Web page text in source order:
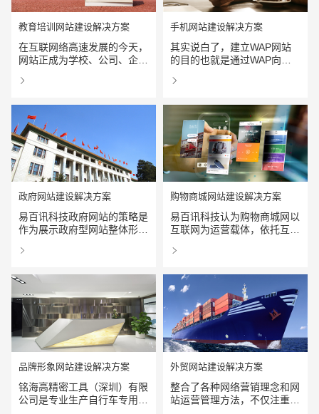
教育培训网站建设解决方案
在互联网络高速发展的今天，
网站正成为学校、公司、企
示、信息发布、业务拓展、客
及随时随地均可更新的特性，
更能提供一些互动性的功能，
如留言板、会员制、讨论区等
等，使得网站充满生气，让人
倍感亲切。传统媒体就这一点
网站的快捷、无距离及互动性
是其在媒体中脱颖而出的主要
因素。
查看详情
手机网站建设解决方案
其实说白了，建立WAP网站
的目的也就是通过WAP向手
WEB网站向Internet用户提供
所有功能，在WAP上我们同
样可以帮您实现。只是在表现
形式上有所限制而已。
查看详情
政府网站建设解决方案
易百讯科技政府网站的策略是
作为展示政府型网站整体形象
通；将领导与办公人员的公务
过网站发布会议公告，时政要
闻、党务中心、党建之窗、党
员风采、党建活动、学习园
地、科学发展等主要核心内容
展现出来通过内部网络平台
查看详情
购物商城网站建设解决方案
易百讯科技认为购物商城网以
互联网为运营载体，依托互联
方式，达成从买到卖的过程的
节，消除运输成本和代理中间
的差价，造就对普通消费和加
大市场流通带来巨大的发展和
空间。
查看详情
品牌形象网站建设解决方案
铭海高精密工具（深圳）有限
公司是专业生产自行车专用机
外贸网站建设解决方案
整合了各种网络营销理念和网
站运营管理方法，不仅注重网
电商及系统平台开发 · 微信小程序开发 · 年度